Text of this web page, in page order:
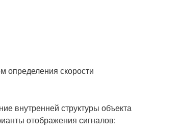
определения скорости
внутренней структуры объекта
отображения сигналов: